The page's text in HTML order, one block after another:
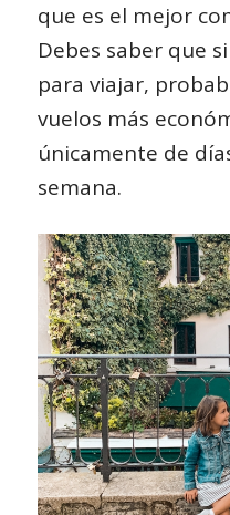
que es el mejor
Debes saber que
para viajar,
vuelos más
únicamente de
semana.